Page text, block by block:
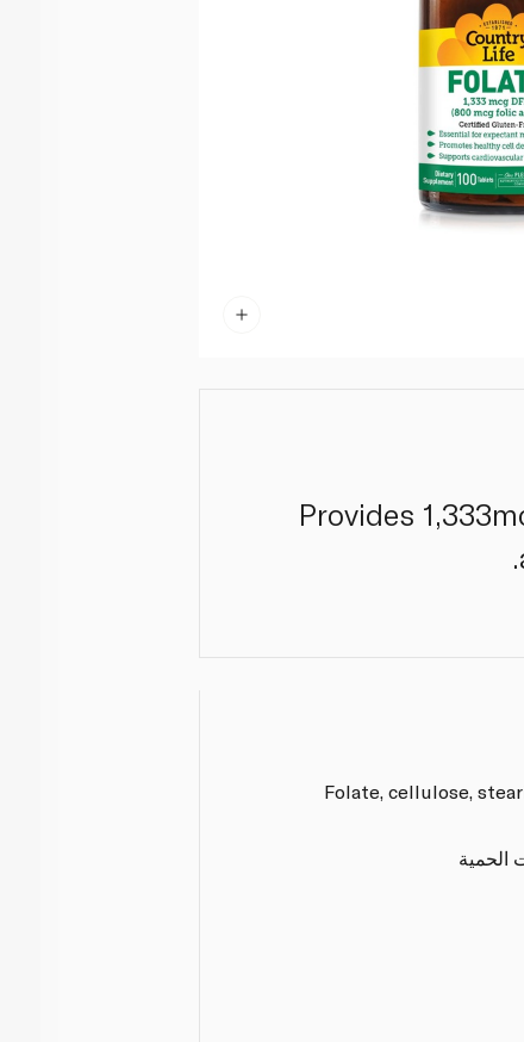
Provides
Folate, cellulose,
الحمية